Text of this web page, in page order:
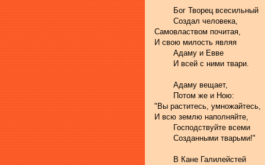
	Бог Творец всесильный
	Создал человека,
Самовлаством почитая,
И свою милость являя
	Адаму и Евве
	И всей с ними твари.
	Адаму вещает,
	Потом же и Ною:
"Вы раститесь, умножайтесь,
И всю землю наполняйте,
	Господствуйте всеми
	Созданными тварьми!"
	В Кане Галилейстей